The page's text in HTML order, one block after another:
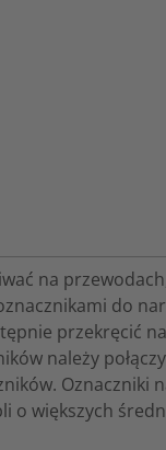
na
do
przekręcić
należy
Oznaczniki
o większych